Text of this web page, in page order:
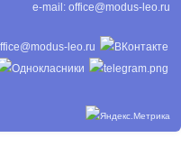
e-mail: office@modus-leo.ru